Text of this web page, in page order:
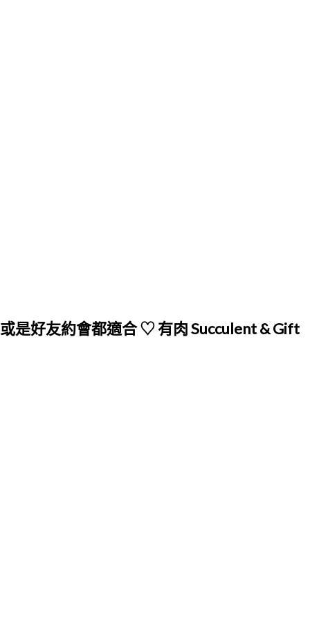
是好友約會都適合 ♡ 有肉 Succulent & Gift